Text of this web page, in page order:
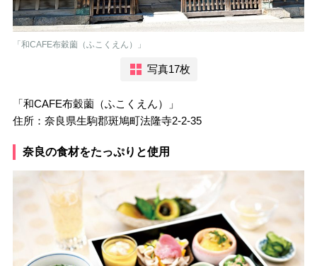
「和CAFE布穀薗（ふこくえん）」
写真17枚
「和CAFE布穀薗（ふこくえん）」
住所：奈良県生駒郡斑鳩町法隆寺2-2-35
奈良の食材をたっぷりと使用